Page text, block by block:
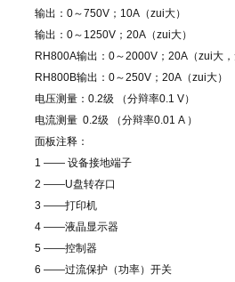
输出：0～750V；10A（zui大）
输出：0～1250V；20A（zui大）
RH800A输出：0～2000V；20A（zui大
RH800B输出：0～250V；20A（zui大）
电压测量：0.2级 （分辩率0.1 V）
电流测量 0.2级 （分辩率0.01 A ）
面板注释：
1 —— 设备接地端子
2 ——U盘转存口
3 ——打印机
4 ——液晶显示器
5 ——控制器
6 ——过流保护（功率）开关